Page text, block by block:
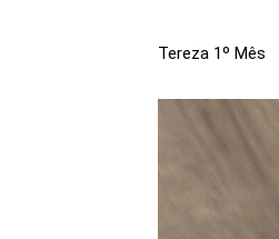
Tereza 1º Mês